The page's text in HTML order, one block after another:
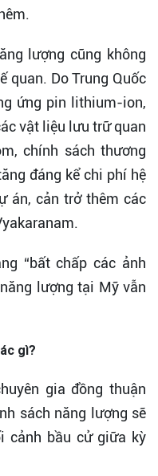
lượng cũng không
quan. Do Trung Quốc
ứng pin lithium-ion,
vật liệu lưu trữ quan
chính sách thương
đáng kể chi phí hệ
án, cản trở thêm các
“bất chấp các ảnh
lượng tại Mỹ vẫn
gì?
gia đồng thuận
sách năng lượng sẽ
cảnh bầu cử giữa kỳ